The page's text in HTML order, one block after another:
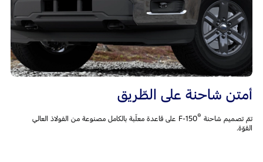
أمتن شاحنة على الطّريق
تمّ تصميم شاحنة F-150 ®‎
على قاعدة معلّبة بالكامل مصنوعة من الفولاذ العالي
القوّة.